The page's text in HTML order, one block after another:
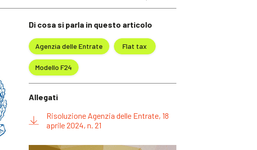
Di cosa si parla in questo articolo
Agenzia delle Entrate Flat tax
Modello F24
Allegati
Risoluzione Agenzia delle Entrate, 18
aprile 2024, n. 21